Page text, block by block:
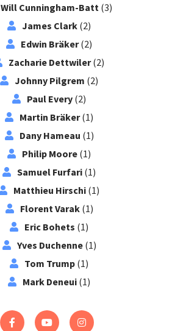
Will Cunningham-Batt (3)
James Clark (2)
Edwin Bräker(2)
Zacharie Dettwiler(2)
Johnny Pilgrem (2)
Paul Every (2)
Martin Bräker(1)
Dany Hameau (1)
Philip Moore (1)
Samuel Furfari (1)
Matthieu Hirschi (1)
Florent Varak(1)
Eric Bohets (1)
Yves Duchenne(1)
Tom Trump (1)
Mark Deneui (1)